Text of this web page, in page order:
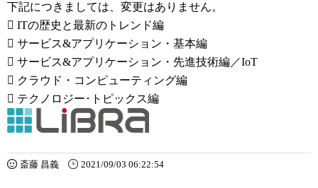
下記につきましては、変更はありません。
 ITの歴史と最新のトレンド編
 サービス&アプリケーション・基本編
 サービス&アプリケーション・先進技術編／IoT
 クラウド・コンピューティング編
 テクノロジー･トピックス編
斎藤 昌義 2021/09/03 06:22:54